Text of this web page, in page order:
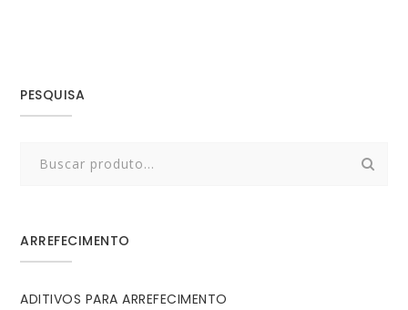
PESQUISA
ARREFECIMENTO
ADITIVOS PARA ARREFECIMENTO